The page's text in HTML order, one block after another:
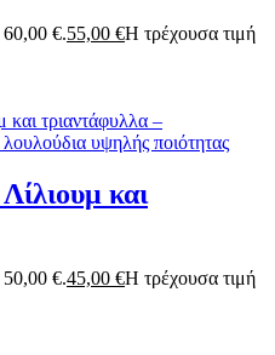
€.55,00 €Η τρέχουσα τιμή
και
€.45,00 €Η τρέχουσα τιμή